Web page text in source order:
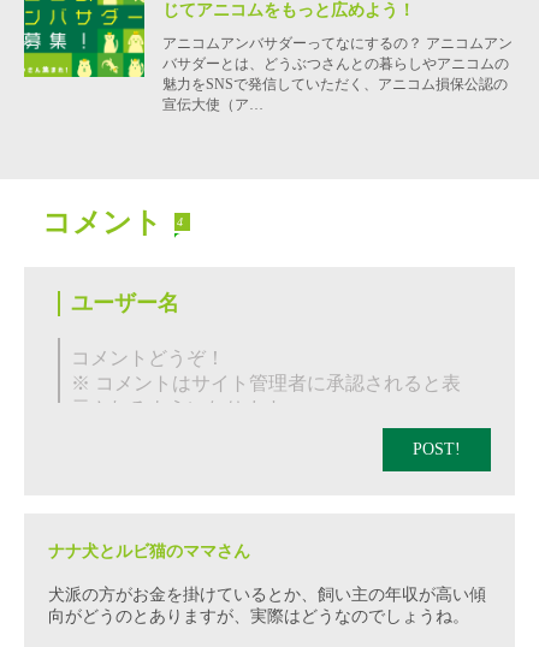
じてアニコムをもっと広めよう！
アニコムアンバサダーってなにするの？ アニコムアン
バサダーとは、どうぶつさんとの暮らしやアニコムの
魅力をSNSで発信していただく、アニコム損保公認の
宣伝大使（ア…
コメント 4
POST!
ナナ犬とルビ猫のママさん
犬派の方がお金を掛けているとか、飼い主の年収が高い傾
向がどうのとありますが、実際はどうなのでしょうね。